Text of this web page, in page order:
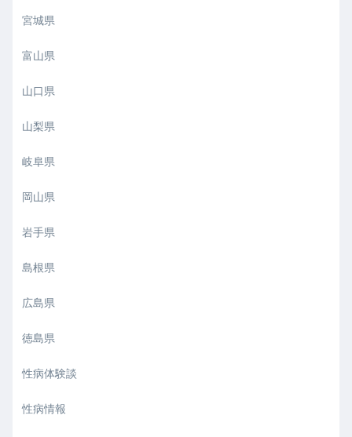
宮城県
富山県
山口県
山梨県
岐阜県
岡山県
岩手県
島根県
広島県
徳島県
性病体験談
性病情報